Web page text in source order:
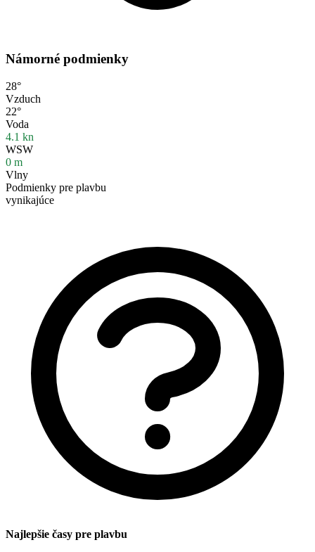
Námorné podmienky
28°
Vzduch
22°
Voda
4.1 kn
WSW
0 m
Vlny
Podmienky pre plavbu
vynikajúce
Najlepšie časy pre plavbu